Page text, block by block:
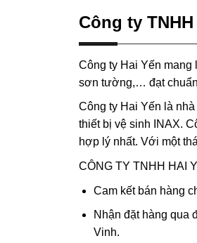
Công ty
Công ty Hai Yến
sơn tường,… đạt
Công ty Hai Yến là
thiết bị vệ sinh INAX.
hợp lý nhất. Với một
CÔNG TY TNHH HAI
Cam kết bán hàng
Nhận đặt hàng qua
Vinh.